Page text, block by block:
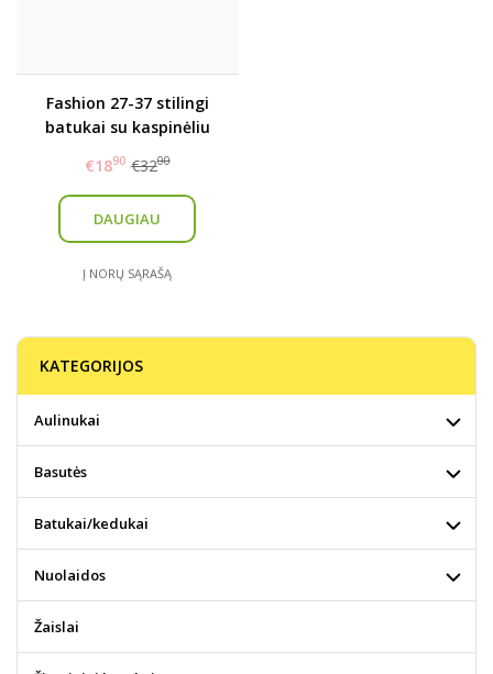
Fashion 27-37 stilingi
batukai su kaspinėliu
€1890 €3200
DAUGIAU
Į NORŲ SĄRAŠĄ
KATEGORIJOS
Aulinukai
Basutės
Batukai/kedukai
Nuolaidos
Žaislai